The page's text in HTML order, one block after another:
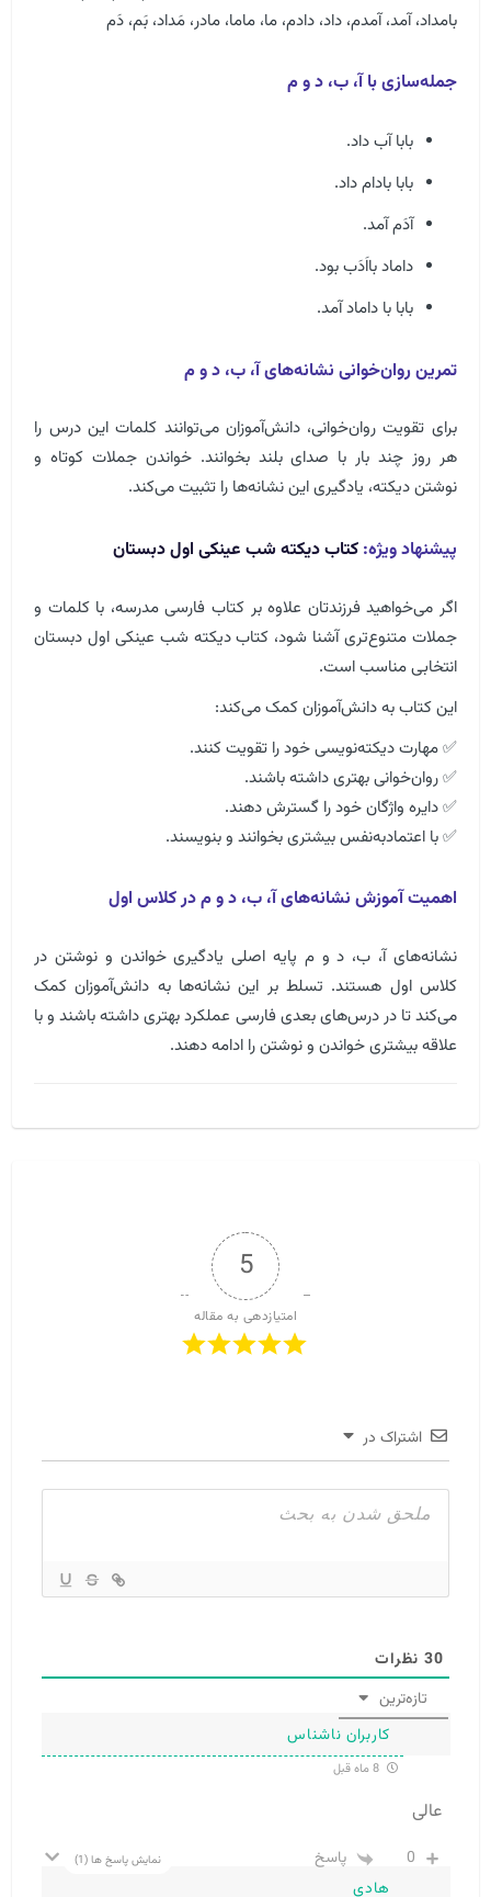
بامداد، آمد، آمدم، داد، دادم، ما، ماما، مادر، مَداد، بَم، دَم
جمله‌سازی با آ، ب، د و م
بابا آب داد.
بابا بادام داد.
آدَم آمد.
داماد بااَدَب بود.
بابا با داماد آمد.
تمرین روان‌خوانی نشانه‌های آ، ب، د و م
برای تقویت روان‌خوانی، دانش‌آموزان می‌توانند کلمات این درس را
هر روز چند بار با صدای بلند بخوانند. خواندن جملات کوتاه و
نوشتن دیکته، یادگیری این نشانه‌ها را تثبیت می‌کند.
پیشنهاد ویژه:کتاب دیکته شب عینکی اول دبستان
اگر می‌خواهید فرزندتان علاوه بر کتاب فارسی مدرسه، با کلمات و
جملات متنوع‌تری آشنا شود، کتاب دیکته شب عینکی اول دبستان
انتخابی مناسب است.
این کتاب به دانش‌آموزان کمک می‌کند:
✅ مهارت دیکته‌نویسی خود را تقویت کنند.
✅ روان‌خوانی بهتری داشته باشند.
✅ دایره واژگان خود را گسترش دهند.
✅ با اعتمادبه‌نفس بیشتری بخوانند و بنویسند.
اهمیت آموزش نشانه‌های آ، ب، د و م در کلاس اول
نشانه‌های آ، ب، د و م پایه اصلی یادگیری خواندن و نوشتن در
کلاس اول هستند. تسلط بر این نشانه‌ها به دانش‌آموزان کمک
می‌کند تا در درس‌های بعدی فارسی عملکرد بهتری داشته باشند و با
علاقه بیشتری خواندن و نوشتن را ادامه دهند.
5
امتیازدهی به مقاله
اشتراک در
30 نظرات
تازه‌ترین
کاربران ناشناس
8 ماه قبل
عالی
0 پاسخ نمایش پاسخ ها(1)
هادی